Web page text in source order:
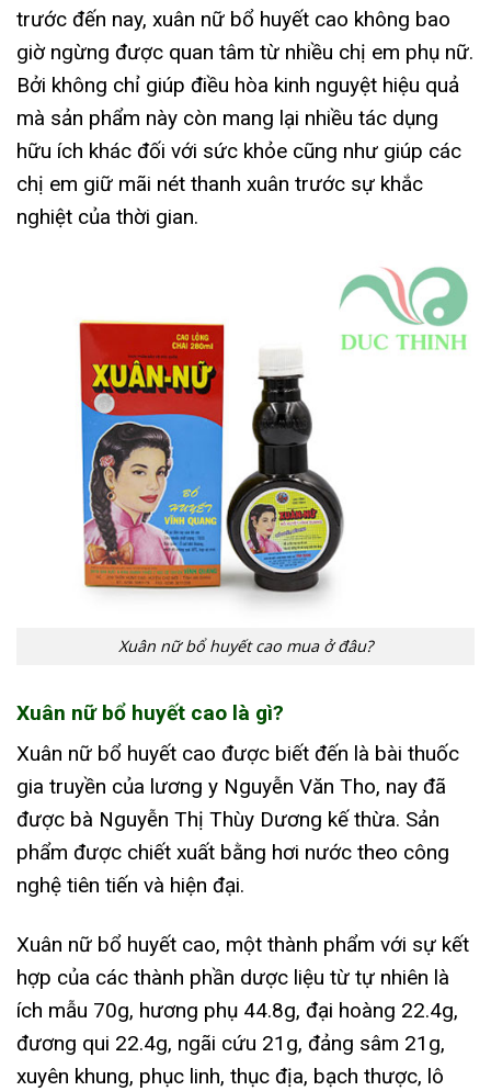
trước đến nay, xuân nữ bổ huyết cao không bao
giờ ngừng được quan tâm từ nhiều chị em phụ nữ.
Bởi không chỉ giúp điều hòa kinh nguyệt hiệu quả
mà sản phẩm này còn mang lại nhiều tác dụng
hữu ích khác đối với sức khỏe cũng như giúp các
chị em giữ mãi nét thanh xuân trước sự khắc
nghiệt của thời gian.
Xuân nữ bổ huyết cao mua ở đâu?
Xuân nữ bổ huyết cao là gì?
Xuân nữ bổ huyết cao được biết đến là bài thuốc
gia truyền của lương y Nguyễn Văn Tho, nay đã
được bà Nguyễn Thị Thùy Dương kế thừa. Sản
phẩm được chiết xuất bằng hơi nước theo công
nghệ tiên tiến và hiện đại.
Xuân nữ bổ huyết cao, một thành phẩm với sự kết
hợp của các thành phần dược liệu từ tự nhiên là
ích mẫu 70g, hương phụ 44.8g, đại hoàng 22.4g,
đương qui 22.4g, ngãi cứu 21g, đảng sâm 21g,
xuyên khung, phục linh, thục địa, bạch thược, lô